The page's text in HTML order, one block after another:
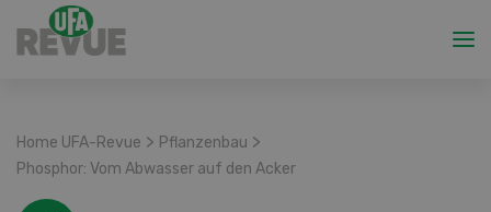
Home UFA-Revue > Pflanzenbau >
Phosphor: Vom Abwasser auf den Acker